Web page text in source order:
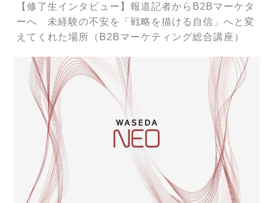
【修了生インタビュー】報道記者からB2Bマーケタ
ーへ 未経験の不安を「戦略を描ける自信」へと変
えてくれた場所（B2Bマーケティング総合講座）